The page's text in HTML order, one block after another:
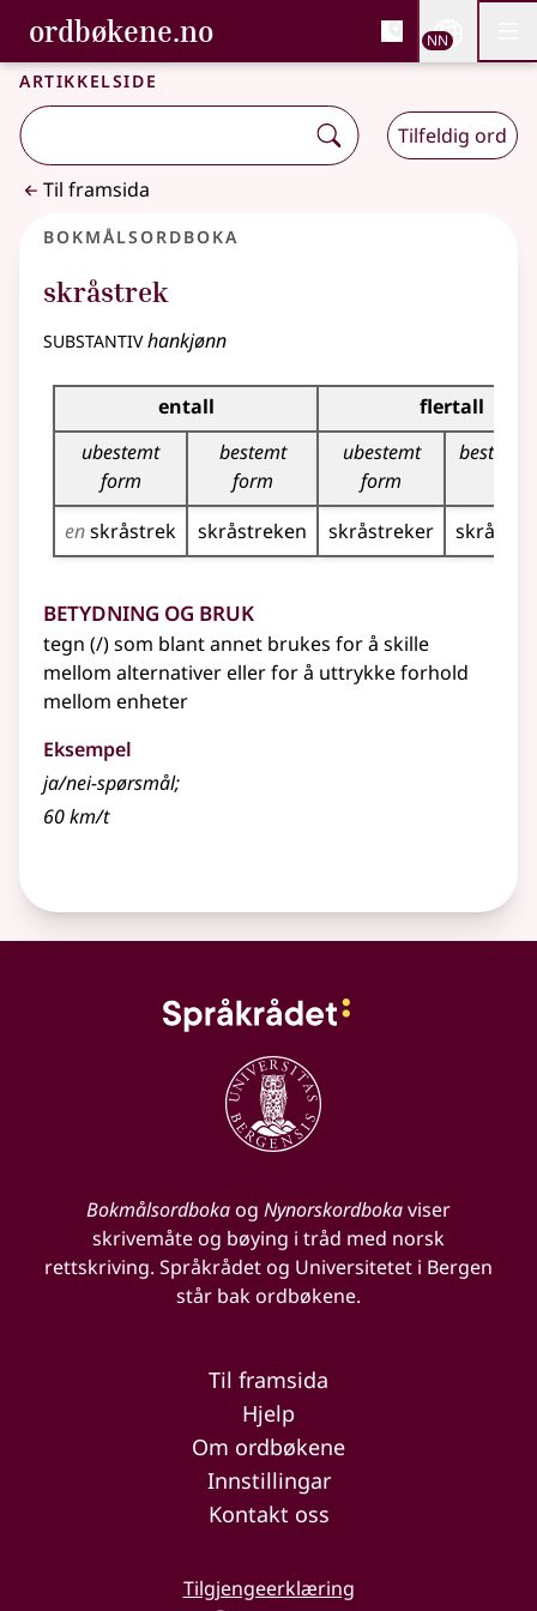
Gå til hovudinnhald
Tilgjenge
ordbøkene.no, Bokmålsordboka og
Bokmålsordboka og Nynorskordboka
NN
Artikkelside
Tilfeldig ord
Til framsida
Bokmålsordboka
skråstrek
substantivhankjønn
Bøyingstabell for dette substantivet
entall
flertall
ubestemt
form
bestemt
form
ubestemt
form
bestemt
enskråstrek skråstreken skråstreker
Betydning og bruk
tegn (/) som blant annet brukes for å skille
mellom alternativer eller for å uttrykke forhold
mellom enheter
Eksempel
ja/nei-spørsmål;
60 km/t
Bokmålsordbokaog Nynorskordbokaviser
skrivemåte og bøying i tråd med norsk
rettskriving. Språkrådet og Universitetet i Bergen
står bak ordbøkene.
Til framsida
Hjelp
Om ordbøkene
Innstillingar
Kontakt oss
Tilgjengeerklæring